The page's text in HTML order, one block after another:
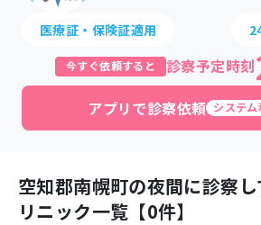
医療証・保険証適用
今すぐ依頼すると 診察予定時刻
アプリで診察依頼 システ
空知郡南幌町の夜間に診察
リニック一覧【0件】